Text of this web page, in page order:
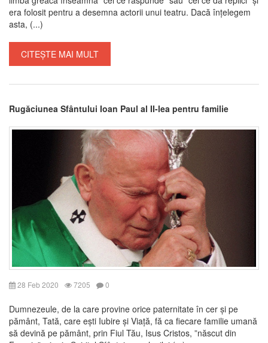
era folosit pentru a desemna actorii unui teatru. Dacă înțelegem
asta, (...)
CITEȘTE MAI MULT
Rugăciunea Sfântului Ioan Paul al II-lea pentru familie
28 Feb 2020 7205 0
Dumnezeule, de la care provine orice paternitate în cer și pe
pământ, Tată, care ești Iubire și Viață, fă ca fiecare familie umană
să devină pe pământ, prin Fiul Tău, Isus Cristos, ”născut din